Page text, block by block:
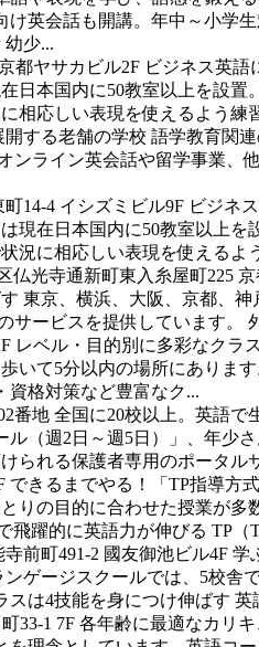
英会話も開講。年中～小学
少...
都ヤサカビル2F ビジネス英語
本国内に50教室以上を設
相応しい表現を使えるよう練
開する老舗の学校 語学教育関
ライン英会話や留学事業
14-4 イシズミビル9F ビジネ
在日本国内に50教室以上
況に相応しい表現を使えるよ
仏光寺通新町東入糸屋町225
東京、横浜、大阪、京都、
ービスを提供しています。
レベル・目的別に多彩なクラ
いて5分以内の場所にありま
資格対策など豊富なク...
番地 全国に20校以上。英語で
（週2日～週5日）」、年少
られる保護者専用のポータル
できるまでやる！「TP指導方
の目的に合わせた授業が
飛躍的に英語力が伸びる TP（
前町491-2 國友御池ビル4F 学
ゲージスクールでは、5校舎
は4技能を身につけ伸ばす
33-1 7F 各年齢に最適なカリ